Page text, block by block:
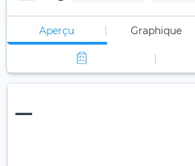
Aperçu Graphique
—